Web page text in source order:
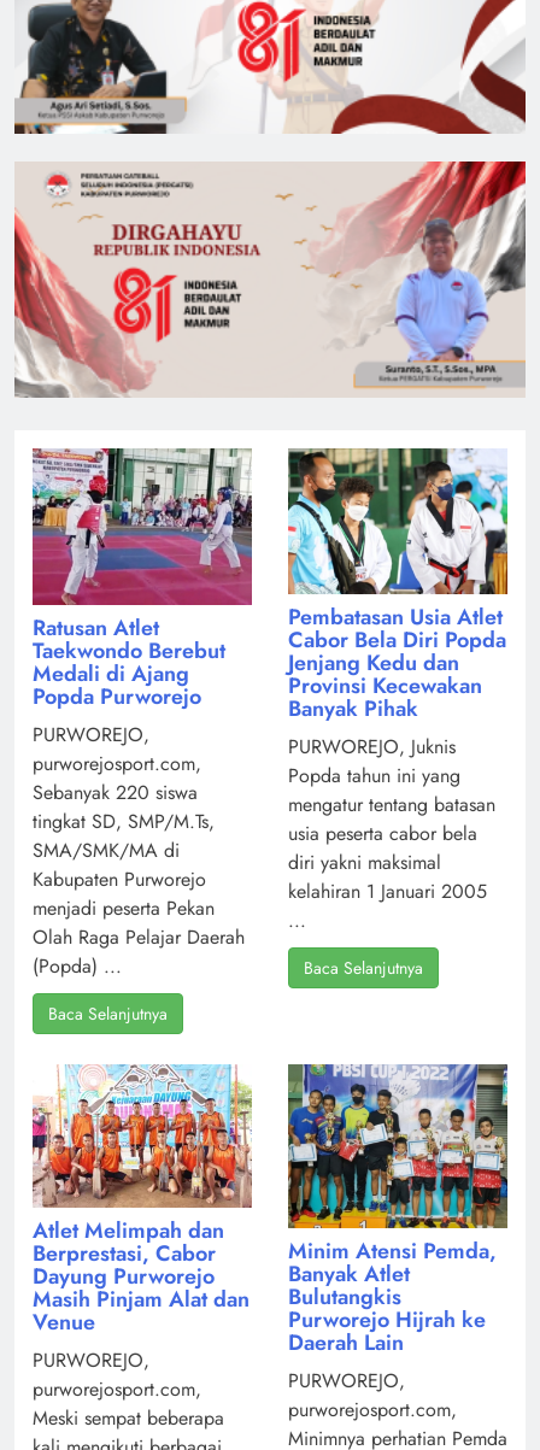
Ratusan Atlet
Taekwondo Berebut
Medali di Ajang
Popda Purworejo
PURWOREJO,
purworejosport.com,
Sebanyak 220 siswa
tingkat SD, SMP/M.Ts,
SMA/SMK/MA di
Kabupaten Purworejo
menjadi peserta Pekan
Olah Raga Pelajar Daerah
(Popda) ...
Baca Selanjutnya
Pembatasan Usia Atlet
Cabor Bela Diri Popda
Jenjang Kedu dan
Provinsi Kecewakan
Banyak Pihak
PURWOREJO, Juknis
Popda tahun ini yang
mengatur tentang batasan
usia peserta cabor bela
diri yakni maksimal
kelahiran 1 Januari 2005
...
Baca Selanjutnya
Atlet Melimpah dan
Berprestasi, Cabor
Dayung Purworejo
Masih Pinjam Alat dan
Venue
PURWOREJO,
purworejosport.com,
Meski sempat beberapa
Minim Atensi Pemda,
Banyak Atlet
Bulutangkis
Purworejo Hijrah ke
Daerah Lain
PURWOREJO,
purworejosport.com,
Minimnya perhatian Pemda